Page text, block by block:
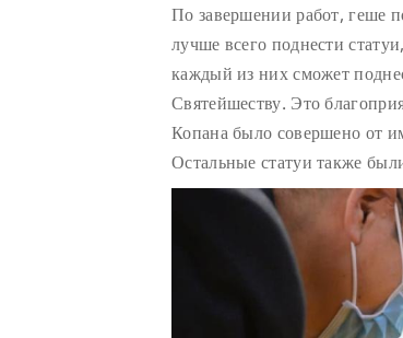
По завершении работ, геше
лучше всего поднести
каждый из них сможет
Святейшеству. Это
Копана было совершено от
Остальные статуи также